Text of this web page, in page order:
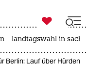

taz zahl ich
landtagswahl in
Berlin: Lauf über Hürden